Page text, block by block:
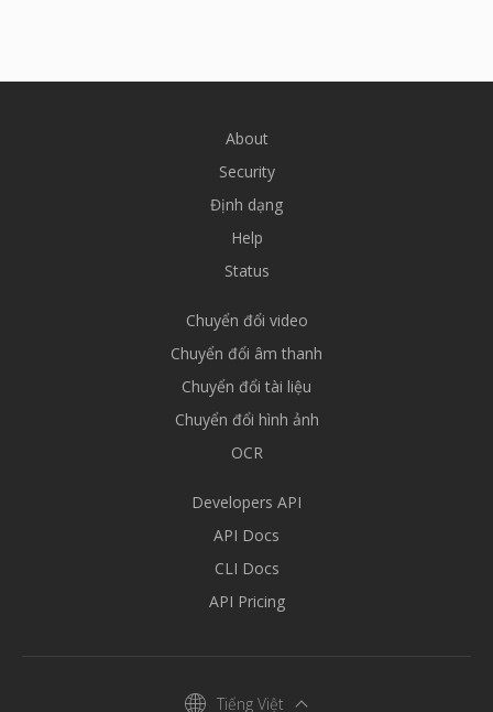
About
Security
Định dạng
Help
Status
Chuyển đổi video
Chuyển đổi âm thanh
Chuyển đổi tài liệu
Chuyển đổi hình ảnh
OCR
Developers API
API Docs
CLI Docs
API Pricing
Tiếng Việt